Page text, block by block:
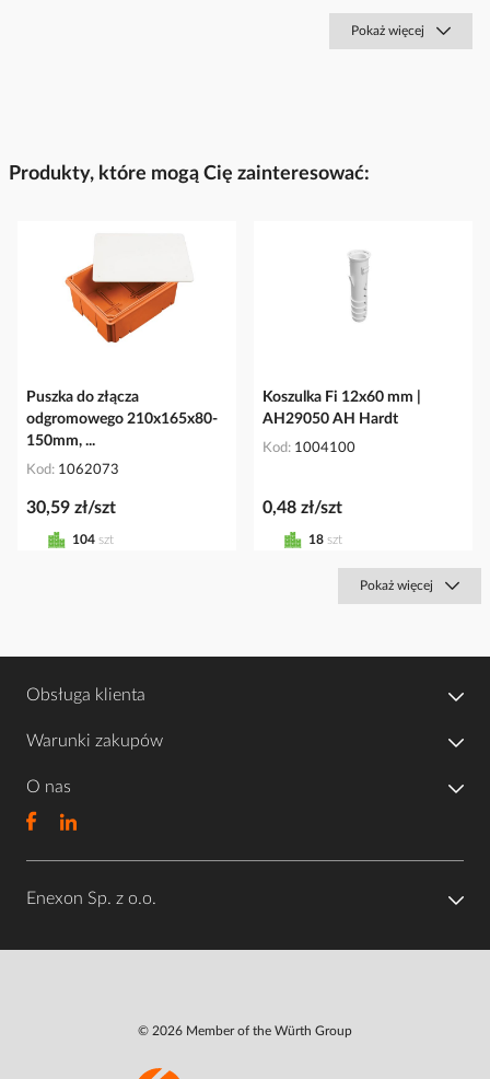
Pokaż więcej
Produkty, które mogą Cię zainteresować:
Puszka do złącza
odgromowego 210x165x80-
150mm, ...
Kod 1062073
30,59 zł/szt
104 szt
Koszulka Fi 12x60 mm |
AH29050 AH Hardt
Kod 1004100
0,48 zł/szt
18 szt
Pokaż więcej
Obsługa klienta
Warunki zakupów
O nas
Enexon Sp. z o.o.
© 2026 Member of the Würth Group